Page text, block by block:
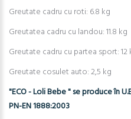
Greutate cadru cu roti: 6.8 kg
Greutatea cadru cu landou: 11.8 kg
Greutate cadru cu partea sport: 12
Greutate cosulet auto: 2,5 kg
"ECO - Loli Bebe " se produce în
PN-EN 1888:2003